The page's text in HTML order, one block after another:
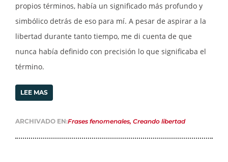
propios términos, había un significado más profundo y
simbólico detrás de eso para mí. A pesar de aspirar a la
libertad durante tanto tiempo, me di cuenta de que
nunca había definido con precisión lo que significaba el
término.
LEE MAS
ARCHIVADO EN:Frases fenomenales, Creando libertad